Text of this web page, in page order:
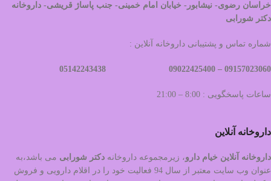
خراسان رضوی- نیشابور- خیابان امام خمینی- جنب پاساژ قریشی- داروخانه
دکتر شورابی
شماره تماس و پشتیبانی داروخانه آنلاین :
09157023060 –
ساعات پاسخگویی : 8:00 – 21:00
داروخانه آنلاین
داروخانه آنلاین خیام دارو، زیرمجموعه داروخانه دکتر شورابی می باشد،به
عنوان وب سایت معتبر از سال 94 فعالیت خود را در اقلام دارویی و فروش